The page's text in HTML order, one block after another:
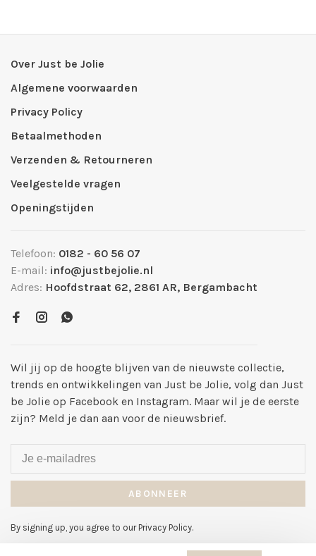
Over Just be Jolie
Algemene voorwaarden
Privacy Policy
Betaalmethoden
Verzenden & Retourneren
Veelgestelde vragen
Openingstijden
Telefoon: 0182 - 60 56 07
E-mail: info@justbejolie.nl
Adres: Hoofdstraat 62, 2861 AR, Bergambacht
Wil jij op de hoogte blijven van de nieuwste collectie,
trends en ontwikkelingen van Just be Jolie, volg dan Just
be Jolie op Facebook en Instagram. Maar wil je de eerste
zijn? Meld je dan aan voor de nieuwsbrief.
ABONNEER
By signing up, you agree to our Privacy Policy.